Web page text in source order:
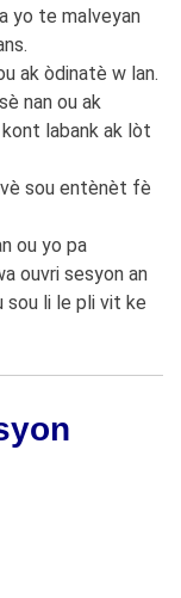
yo te malveyan
ak òdinatè w lan.
nan ou ak
labank ak lòt
sou entènèt fè
ou yo pa
ouvri sesyon an
sou li le pli vit ke